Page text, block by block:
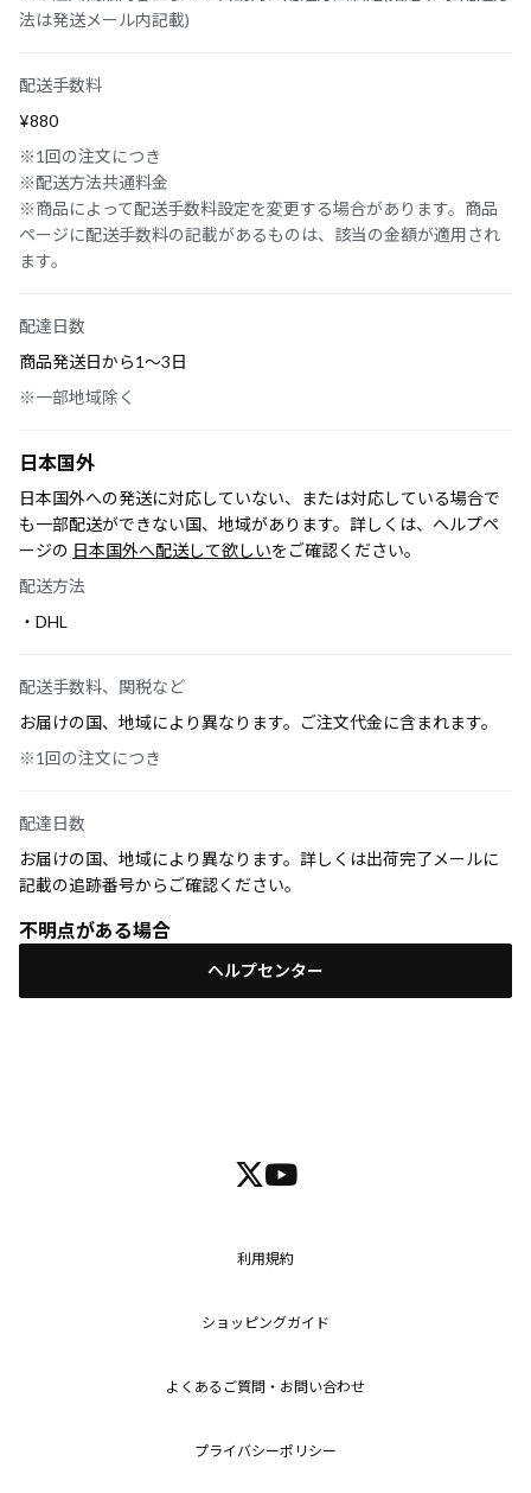
法は発送メール内記載)
配送手数料
¥880
※1回の注文につき
※配送方法共通料金
※商品によって配送手数料設定を変更する場合があります。商品
ページに配送手数料の記載があるものは、該当の金額が適用され
ます。
配達日数
商品発送日から1〜3日
※一部地域除く
日本国外
日本国外への発送に対応していない、または対応している場合で
も一部配送ができない国、地域があります。詳しくは、ヘルプペ
ージの 日本国外へ配送して欲しいをご確認ください。
配送方法
・DHL
配送手数料、関税など
お届けの国、地域により異なります。ご注文代金に含まれます。
※1回の注文につき
配達日数
お届けの国、地域により異なります。詳しくは出荷完了メールに
記載の追跡番号からご確認ください。
不明点がある場合
ヘルプセンター
利用規約
ショッピングガイド
よくあるご質問・お問い合わせ
プライバシーポリシー